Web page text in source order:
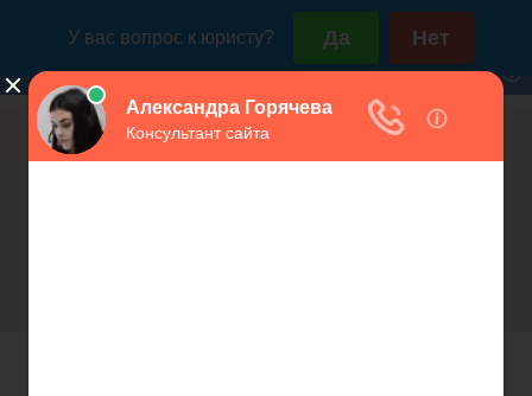
+7(800)350-23-69 доб.603 +7(499)577-00-25 доб.603